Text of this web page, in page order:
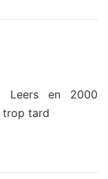
Leers en 2000
trop tard